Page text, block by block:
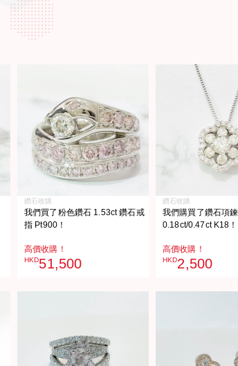
鑽石收購
我們買了粉色鑽石 1.53ct 鑽石戒
指 Pt900！
高價收購！
HKD51,500
鑽石收購
我們購買了鑽石項鍊
0.18ct/0.47ct K18！
高價收購！
HKD2,500